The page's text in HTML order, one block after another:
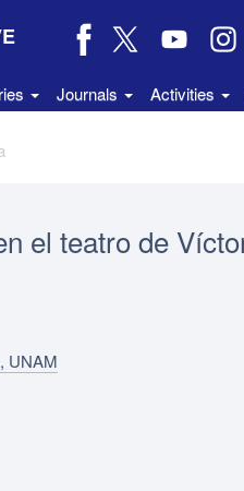
Journals Activities
el teatro de
UNAM